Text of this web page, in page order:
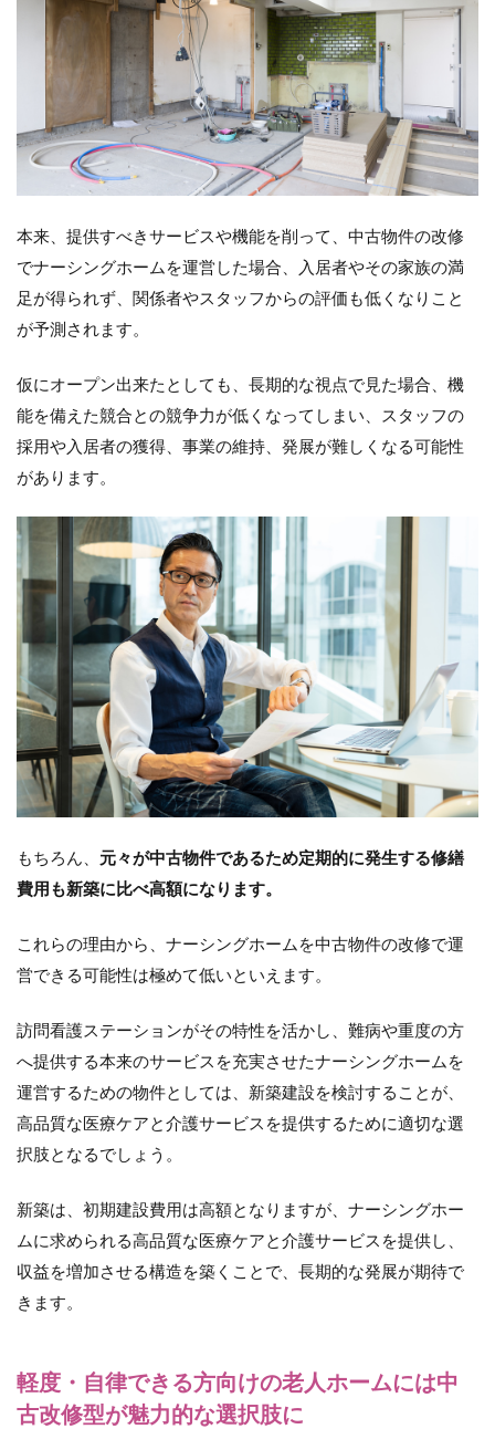
本来、提供すべきサービスや機能を削って、中古物件の改修
でナーシングホームを運営した場合、入居者やその家族の満
足が得られず、関係者やスタッフからの評価も低くなりこと
が予測されます。
仮にオープン出来たとしても、長期的な視点で見た場合、機
能を備えた競合との競争力が低くなってしまい、スタッフの
採用や入居者の獲得、事業の維持、発展が難しくなる可能性
があります。
もちろん、 元々が中古物件であるため定期的に発生する修繕
費用も新築に比べ高額になります。
これらの理由から、ナーシングホームを中古物件の改修で運
営できる可能性は極めて低いといえます。
訪問看護ステーションがその特性を活かし、難病や重度の方
へ提供する本来のサービスを充実させたナーシングホームを
運営するための物件としては、新築建設を検討することが、
高品質な医療ケアと介護サービスを提供するために適切な選
択肢となるでしょう。
新築は、初期建設費用は高額となりますが、ナーシングホー
ムに求められる高品質な医療ケアと介護サービスを提供し、
収益を増加させる構造を築くことで、長期的な発展が期待で
きます。
軽度・自律できる方向けの老人ホームには中
古改修型が魅力的な選択肢に